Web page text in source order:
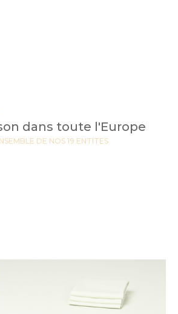
dans toute l'Europe
DE NOS 19 ENTITES